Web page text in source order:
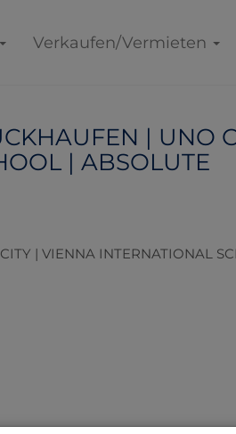
Verkaufen/Vermieten
| UNO
| ABSOLUTE